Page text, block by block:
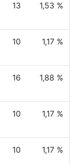
13 1,53 %
10 1,17 %
16 1,88 %
10 1,17 %
10 1,17 %